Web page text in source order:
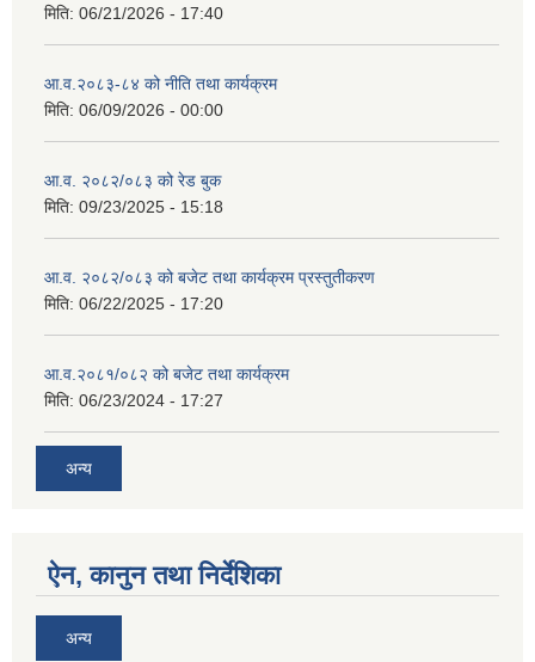
मिति: 06/21/2026 - 17:40
आ.व.२०८३-८४ को नीति तथा कार्यक्रम
मिति: 06/09/2026 - 00:00
आ.व. २०८२/०८३ को रेड बुक
मिति: 09/23/2025 - 15:18
आ.व. २०८२/०८३ को बजेट तथा कार्यक्रम प्रस्तुतीकरण
मिति: 06/22/2025 - 17:20
आ.व.२०८१/०८२ को बजेट तथा कार्यक्रम
मिति: 06/23/2024 - 17:27
अन्य
ऐन, कानुन तथा निर्देशिका
अन्य